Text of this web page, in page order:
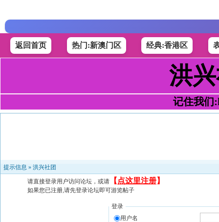
返回首页 热门:新澳门区 经典:香港区
洪
记住我们
提示信息 » 洪兴社团
请直接登录用户访问论坛，或请 【 点这里注册】
如果您已注册,请先登录论坛即可游览帖子
登录
用户名